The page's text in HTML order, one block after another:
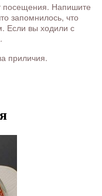
посещения. Напишите
запомнилось, что
Если вы ходили с
приличия.